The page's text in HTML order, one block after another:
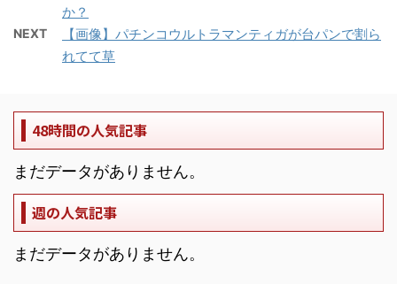
か？
NEXT
【画像】パチンコウルトラマンティガが台パンで割ら
れてて草
48時間の人気記事
まだデータがありません。
週の人気記事
まだデータがありません。